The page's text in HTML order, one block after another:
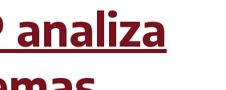
analiza